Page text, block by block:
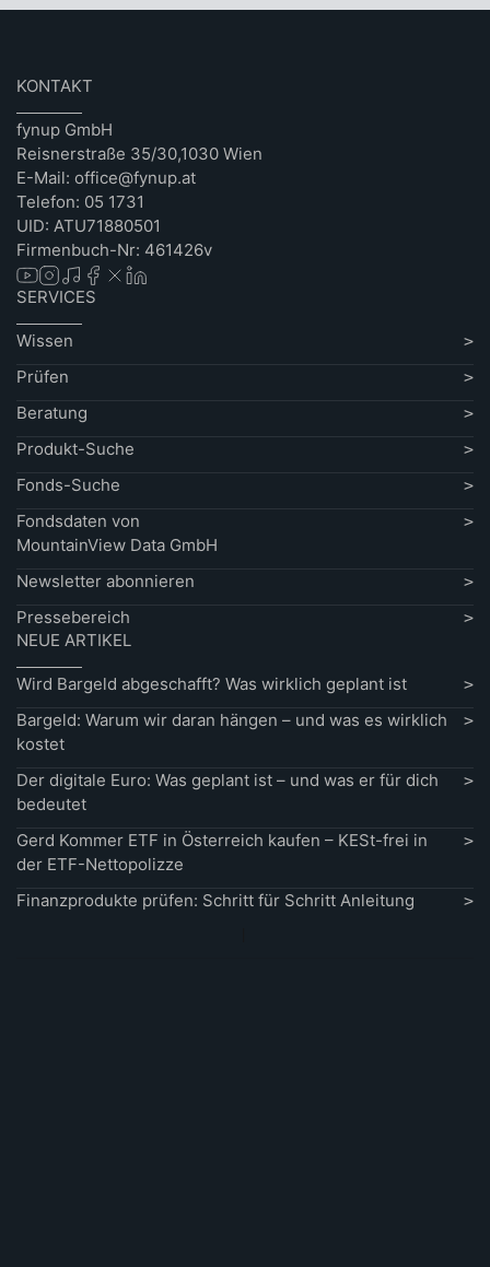
KONTAKT
fynup GmbH
Reisnerstraße 35/30,1030 Wien
E-Mail: office@fynup.at
Telefon: 05 1731
UID: ATU71880501
Firmenbuch-Nr: 461426v
SERVICES
Wissen
Prüfen
Beratung
Produkt-Suche
Fonds-Suche
Fondsdaten von
MountainView Data GmbH
Newsletter abonnieren
Pressebereich
NEUE ARTIKEL
Wird Bargeld abgeschafft? Was wirklich geplant ist
Bargeld: Warum wir daran hängen – und was es wirklich
kostet
Der digitale Euro: Was geplant ist – und was er für dich
bedeutet
Gerd Kommer ETF in Österreich kaufen – KESt-frei in
der ETF-Nettopolizze
Finanzprodukte prüfen: Schritt für Schritt Anleitung